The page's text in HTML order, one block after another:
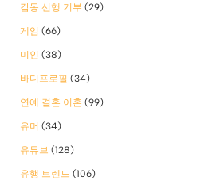
감동 선행 기부 (29)
게임 (66)
미인 (38)
바디프로필 (34)
연예 결혼 이혼 (99)
유머 (34)
유튜브 (128)
유행 트렌드 (106)